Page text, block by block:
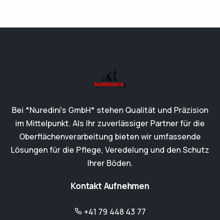
Bei *Nuredini’s GmbH* stehen Qualität und Präzision
im Mittelpunkt. Als Ihr zuverlässiger Partner für die
Oberflächenverarbeitung bieten wir umfassende
Lösungen für die Pflege, Veredelung und den Schutz
Ihrer Böden.
Kontakt Aufnehmen
+41 79 448 43 77